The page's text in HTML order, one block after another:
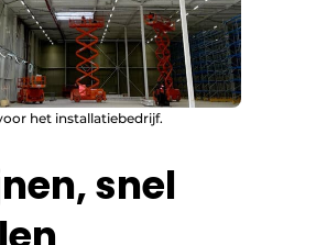
het installatiebedrijf.
snel